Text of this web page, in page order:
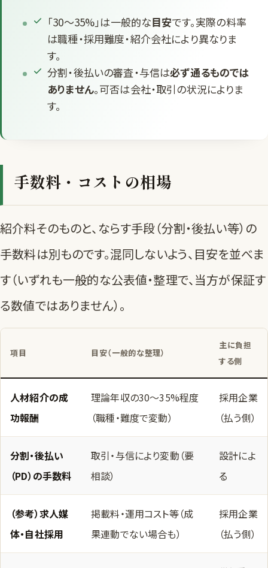
「30〜35%」は一般的な目安です。実際の料率
は職種・採用難度・紹介会社により異なりま
す。
分割・後払いの審査・与信は必ず通るものでは
ありません。可否は会社・取引の状況によりま
す。
手数料・コストの相場
紹介料そのものと、ならす手段（分割・後払い等）の
手数料は別ものです。混同しないよう、目安を並べま
す（いずれも一般的な公表値・整理で、当方が保証す
る数値ではありません）。
項目 目安（一般的な整理）
主に負担
する側
人材紹介の成
功報酬
理論年収の30〜35%程度
（職種・難度で変動）
採用企業
（払う側）
分割・後払い
（PD）の手数料
取引・与信により変動（要
相談）
設計によ
る
（参考）求人媒
体・自社採用
掲載料・運用コスト等（成
果連動でない場合も）
採用企業
（払う側）